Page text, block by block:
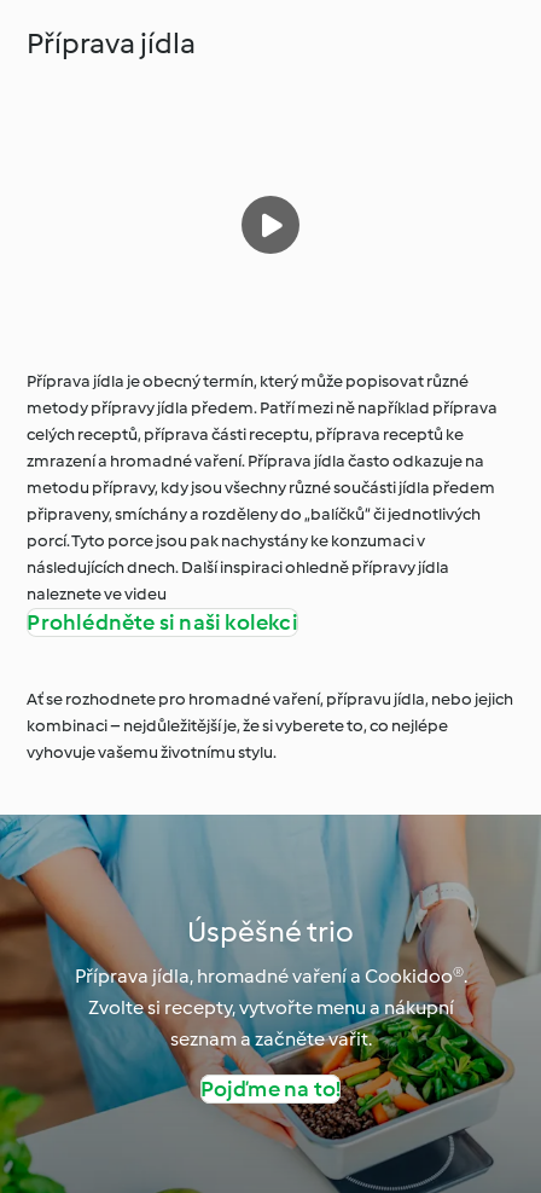
Příprava jídla
Příprava jídla je obecný termín, který může popisovat různé
metody přípravy jídla předem. Patří mezi ně například příprava
celých receptů, příprava části receptu, příprava receptů ke
zmrazení a hromadné vaření. Příprava jídla často odkazuje na
metodu přípravy, kdy jsou všechny různé součásti jídla předem
připraveny, smíchány a rozděleny do „balíčků“ či jednotlivých
porcí. Tyto porce jsou pak nachystány ke konzumaci v
následujících dnech. Další inspiraci ohledně přípravy jídla
naleznete ve videu
Prohlédněte si naši kolekci
Ať se rozhodnete pro hromadné vaření, přípravu jídla, nebo jejich
kombinaci – nejdůležitější je, že si vyberete to, co nejlépe
vyhovuje vašemu životnímu stylu.
Úspěšné trio
Příprava jídla, hromadné vaření a Cookidoo®.
Zvolte si recepty, vytvořte menu a nákupní
seznam a začněte vařit.
Pojďme na to!